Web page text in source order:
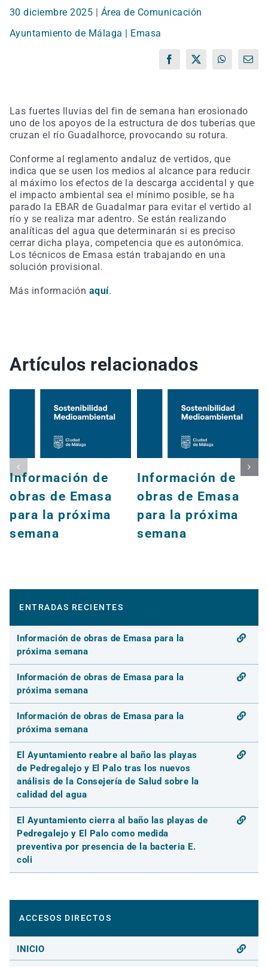
30 diciembre 2025 | Área de Comunicación
Ayuntamiento de Málaga | Emasa
Facebook
X WhatsApp
Las fuertes lluvias del fin de semana han erosionado
uno de los apoyos de la estructura de dos tuberías que
cruzan el río Guadalhorce, provocando su rotura.
Conforme al reglamento andaluz de vertidos, que
indica que se usen los medios al alcance para reducir
al máximo los efectos de la descarga accidental y que
el impacto ambiental sea el mínimo posible, se ha
parado la EBAR de Guadalmar para evitar el vertido al
río y se realiza mar adentro. Se están realizando
analíticas del agua que determinarán si es preciso
cerrar dicha playa, competencia que es autonómica.
Los técnicos de Emasa están trabajando en una
solución provisional.
Más información aquí.
Artículos relacionados
Información de
obras de Emasa
para la próxima
semana
Información de
obras de Emasa
para la próxima
semana
ENTRADAS RECIENTES
Información de obras de Emasa para la
próxima semana
Información de obras de Emasa para la
próxima semana
Información de obras de Emasa para la
próxima semana
El Ayuntamiento reabre al baño las playas
de Pedregalejo y El Palo tras los nuevos
análisis de la Consejería de Salud sobre la
calidad del agua
El Ayuntamiento cierra al baño las playas de
Pedregalejo y El Palo como medida
preventiva por presencia de la bacteria E.
coli
ACCESOS DIRECTOS
INICIO